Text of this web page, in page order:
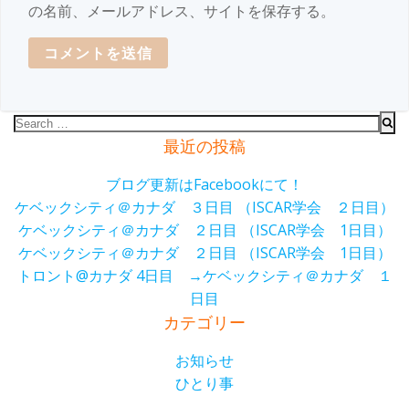
の名前、メールアドレス、サイトを保存する。
Search
最近の投稿
ブログ更新はFacebookにて！
ケベックシティ＠カナダ ３日目 （ISCAR学会 ２日目）
ケベックシティ＠カナダ ２日目 （ISCAR学会 1日目）
ケベックシティ＠カナダ ２日目 （ISCAR学会 1日目）
トロント@カナダ 4日目 →ケベックシティ＠カナダ １
日目
カテゴリー
お知らせ
ひとり事